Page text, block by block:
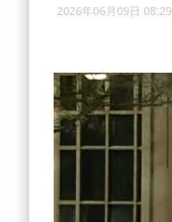
2026年06月09日 08:29